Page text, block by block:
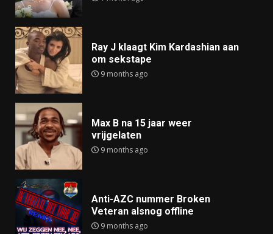
Ray J klaagt Kim Kardashian aan
om sekstape
9 months ago
Max B na 15 jaar weer
vrijgelaten
9 months ago
Anti-AZC nummer Broken
Veteran alsnog offline
9 months ago